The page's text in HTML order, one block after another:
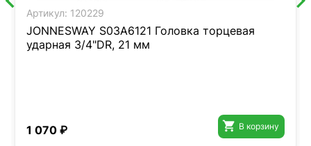
Артикул: 120229
JONNESWAY S03A6121 Головка торцевая
ударная 3/4"DR, 21 мм
1 070 ₽  В корзину